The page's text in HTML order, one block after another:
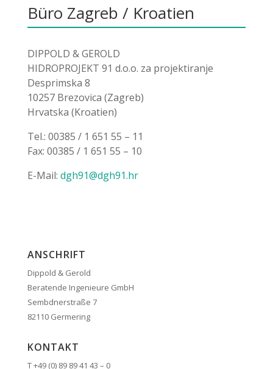
Büro Zagreb / Kroatien
DIPPOLD & GEROLD
HIDROPROJEKT 91 d.o.o. za projektiranje
Desprimska 8
10257 Brezovica (Zagreb)
Hrvatska (Kroatien)
Tel.: 00385 / 1 651 55 – 11
Fax: 00385 / 1 651 55 – 10
E-Mail: dgh91@dgh91.hr
ANSCHRIFT
Dippold & Gerold
Beratende Ingenieure GmbH
Sembdnerstraße 7
82110 Germering
KONTAKT
T +49 (0) 89 89 41 43 – 0